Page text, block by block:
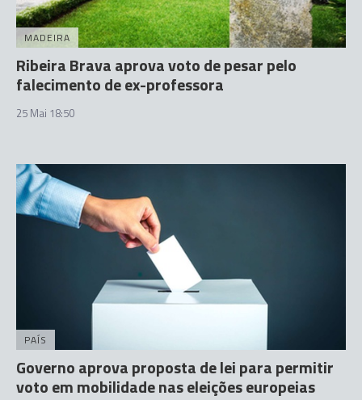
MADEIRA
Ribeira Brava aprova voto de pesar pelo
falecimento de ex-professora
25 Mai 18:50
PAÍS
Governo aprova proposta de lei para permitir
voto em mobilidade nas eleições europeias